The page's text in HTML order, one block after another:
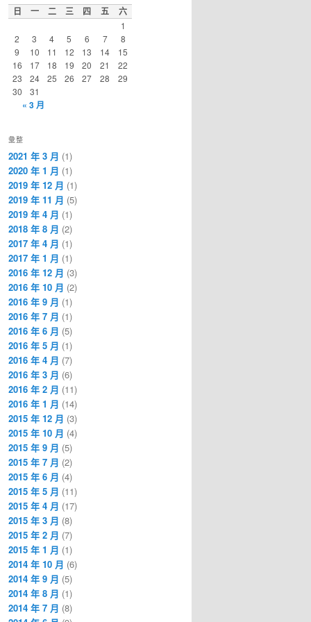
日 一 二 三 四 五 六
1
2
3 4 5 6 7
8
9
10 11 12 13 14
15
16
17 18 19 20 21
22
23
24 25 26 27 28
29
30
31
« 3 月
彙整
2021 年 3 月 (1)
2020 年 1 月 (1)
2019 年 12 月 (1)
2019 年 11 月 (5)
2019 年 4 月 (1)
2018 年 8 月 (2)
2017 年 4 月 (1)
2017 年 1 月 (1)
2016 年 12 月 (3)
2016 年 10 月 (2)
2016 年 9 月 (1)
2016 年 7 月 (1)
2016 年 6 月 (5)
2016 年 5 月 (1)
2016 年 4 月 (7)
2016 年 3 月 (6)
2016 年 2 月 (11)
2016 年 1 月 (14)
2015 年 12 月 (3)
2015 年 10 月 (4)
2015 年 9 月 (5)
2015 年 7 月 (2)
2015 年 6 月 (4)
2015 年 5 月 (11)
2015 年 4 月 (17)
2015 年 3 月 (8)
2015 年 2 月 (7)
2015 年 1 月 (1)
2014 年 10 月 (6)
2014 年 9 月 (5)
2014 年 8 月 (1)
2014 年 7 月 (8)